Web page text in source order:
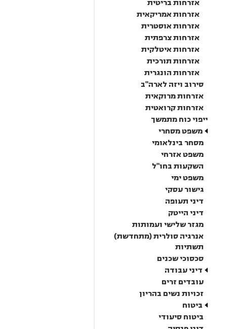
אזרחות בריטית
אזרחות אמריקאית
אזרחות אוסטרית
אזרחות צרפתית
אזרחות איטלקית
אזרחות תורכית
אזרחות הונגרית
סירוב ויזה לארה"ב
אזרחות מרוקאית
אזרחות קרואטית
ייפוי כוח מתמשך
משפט מסחרי
מסחר בינלאומי
משפט אזרחי
השקעות בחו"ל
משפט ימי
גישור עסקי
דיני תעופה
דיני הייטק
מגזר שלישי ועמותות
אנרגיה סולרית (מתחדשת)
תשתיות
סכסוכי שכנים
דיני עבודה
עובדים זרים
זכויות נשים בהריון
ביטוח
ביטוח סיעודי